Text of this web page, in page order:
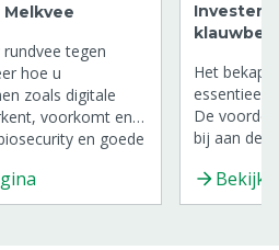
tegen
hoe u
zoals digitale
voorkomt en
en goede
Het
essentieel
De
bij aan de
ook aan
veehouders.
Bekijk